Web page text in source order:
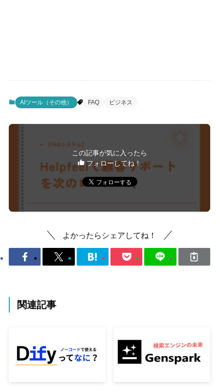
AIツール（その他） FAQ ビジネス
この記事が気に入ったら
フォローしてね！
よかったらシェアしてね！
関連記事